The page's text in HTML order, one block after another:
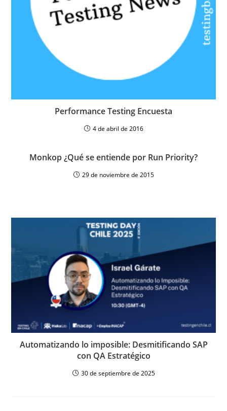
Performance Testing Encuesta
4 de abril de 2016
Monkop ¿Qué se entiende por Run Priority?
29 de noviembre de 2015
Automatizando lo imposible: Desmitificando SAP
con QA Estratégico
30 de septiembre de 2025